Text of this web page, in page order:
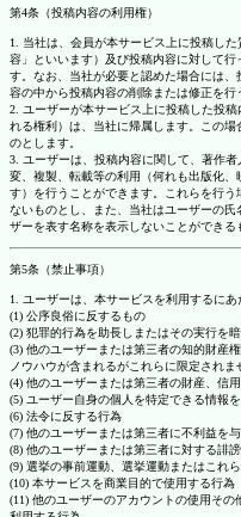
第4条（投稿内容の利用権）
1. 当社は、会員が本サービス上に投稿し
容」といいます）及び投稿内容に対して
す。なお、当社が必要と認めた場合には
容の中から投稿内容の削除または修正を行
2. ユーザーが本サービス上に投稿した投
れる権利）は、当社に帰属します。この
のとします。
3. ユーザーは、投稿内容に関して、著作
変、複製、転載等の利用（何れも出版化
す）を行うことができます。これらを行
ないものとし、また、当社はユーザーの
ザーを表す名称を表示しないことができる
第5条（禁止事項）
1. ユーザーは、本サービスを利用するに
(1) 公序良俗に反するもの
(2) 犯罪的行為を助長しまたはその実行を
(3) 他のユーザーまたは第三者の知的財産
ノウハウが含まれるがこれらに限定され
(4) 他のユーザーまたは第三者の財産、信
(5) ユーザー自身の個人を特定できる情報
(6) 法令に反する行為
(7) 他のユーザーまたは第三者に不利益を
(8) 他のユーザーまたは第三者に対する誹
(9) 選挙の事前運動、選挙運動またはこれ
(10) 本サービスを商業目的で使用する行為
(11) 他のユーザーのアカウントの使用そ